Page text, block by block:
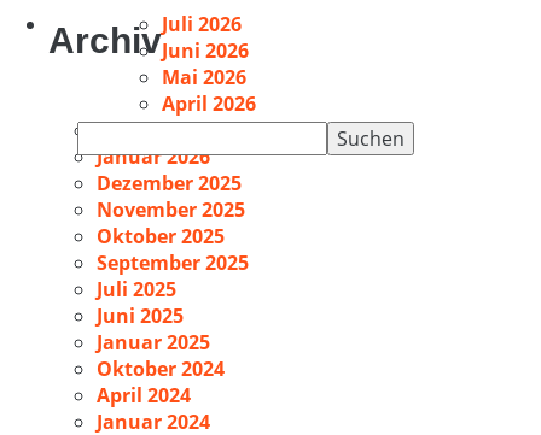
Suchen
nach:
ArchivJuli 2026
Juni 2026
Mai 2026
April 2026
Februar 2026
Januar 2026
Dezember 2025
November 2025
Oktober 2025
September 2025
Juli 2025
Juni 2025
Januar 2025
Oktober 2024
April 2024
Januar 2024